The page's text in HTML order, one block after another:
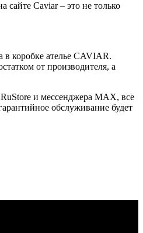
сайте Caviar – это не только
в коробке ателье CAVIAR.
от производителя, а
и мессенджера MAX, все
обслуживание будет